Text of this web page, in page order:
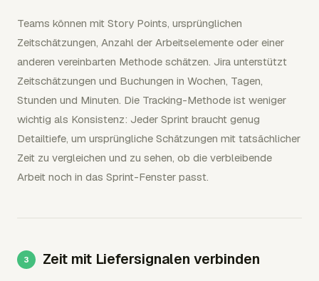
Teams können mit Story Points, ursprünglichen
Zeitschätzungen, Anzahl der Arbeitselemente oder einer
anderen vereinbarten Methode schätzen. Jira unterstützt
Zeitschätzungen und Buchungen in Wochen, Tagen,
Stunden und Minuten. Die Tracking-Methode ist weniger
wichtig als Konsistenz: Jeder Sprint braucht genug
Detailtiefe, um ursprüngliche Schätzungen mit tatsächlicher
Zeit zu vergleichen und zu sehen, ob die verbleibende
Arbeit noch in das Sprint-Fenster passt.
Zeit mit Liefersignalen verbinden